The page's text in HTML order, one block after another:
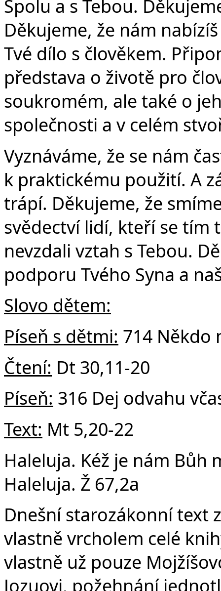
Spolu a s Tebou.
Děkujeme, že nám
Tvé dílo s člověkem.
představa o životě pro
soukromém, ale také o
společnosti a v celém
Vyznáváme, že se nám
k praktickému použití. A
trápí. Děkujeme, že
svědectví lidí, kteří se tím
nevzdali vztah s Tebou.
podporu Tvého Syna a
Slovo dětem:
Píseň s dětmi: 714 Někdo
Čtení: Dt 30,11-20
Píseň: 316 Dej odvahu
Text: Mt 5,20-22
Haleluja. Kéž je nám Bůh
Haleluja. Ž 67,2a
Dnešní starozákonní text
vlastně vrcholem celé
vlastně už pouze
Jozuovi, požehnání